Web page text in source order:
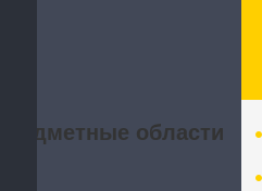
Предметные области